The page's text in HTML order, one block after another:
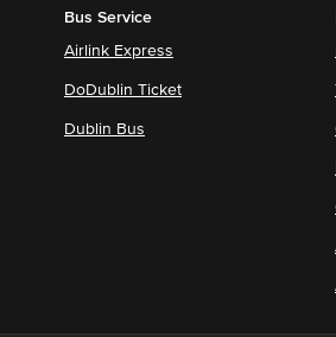
Bus Service
Airlink Express
DoDublin Ticket
Dublin Bus